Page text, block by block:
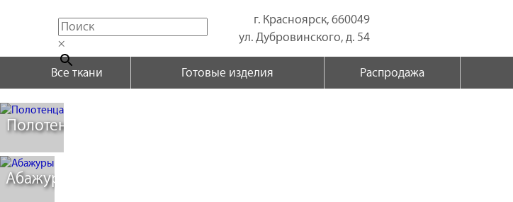
×
г. Красноярск, 660049
ул. Дубровинского, д. 54
Все ткани Готовые изделия Распродажа
Полотенца
Абажуры